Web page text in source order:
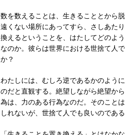
数を数えることは、生きることとから
遠くない場所にあってすら、さしあた
換えるということを、はたしてどのよ
なのか。彼らは世界における世捨て人
か？
わたしには、むしろ逆であるかのよう
のだと直観する。絶望しながら絶望か
為は、力のある行為なのだ。そのこと
しれないが、世捨て人でも良いのである